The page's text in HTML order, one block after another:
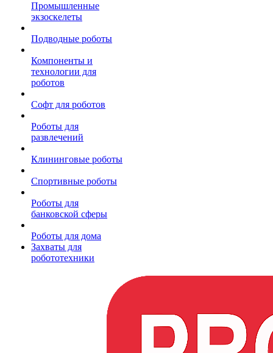
Промышленные
экзоскелеты
Подводные роботы
Компоненты и
технологии для
роботов
Софт для роботов
Роботы для
развлечений
Клининговые роботы
Спортивные роботы
Роботы для
банковской сферы
Роботы для дома
Захваты для
робототехники